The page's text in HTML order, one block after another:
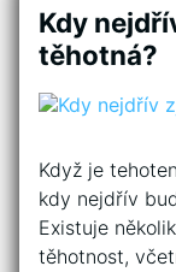
Kdy
těhotná?
Když je
kdy nejdřív
Existuje
těhotnost,